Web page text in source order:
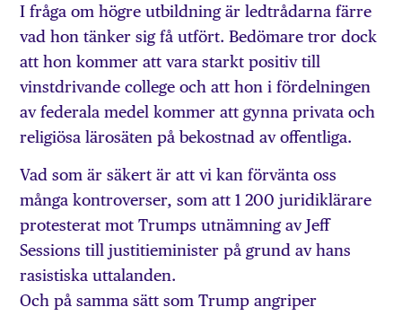
I fråga om högre utbildning är ledtrådarna färre
vad hon tänker sig få utfört. Bedömare tror dock
att hon kommer att vara starkt positiv till
vinstdrivande college och att hon i fördelningen
av federala medel kommer att gynna privata och
religiösa lärosäten på bekostnad av offentliga.
Vad som är säkert är att vi kan förvänta oss
många kontroverser, som att 1 200 juridiklärare
protesterat mot Trumps utnämning av Jeff
Sessions till justitieminister på grund av hans
rasistiska uttalanden.
Och på samma sätt som Trump angriper